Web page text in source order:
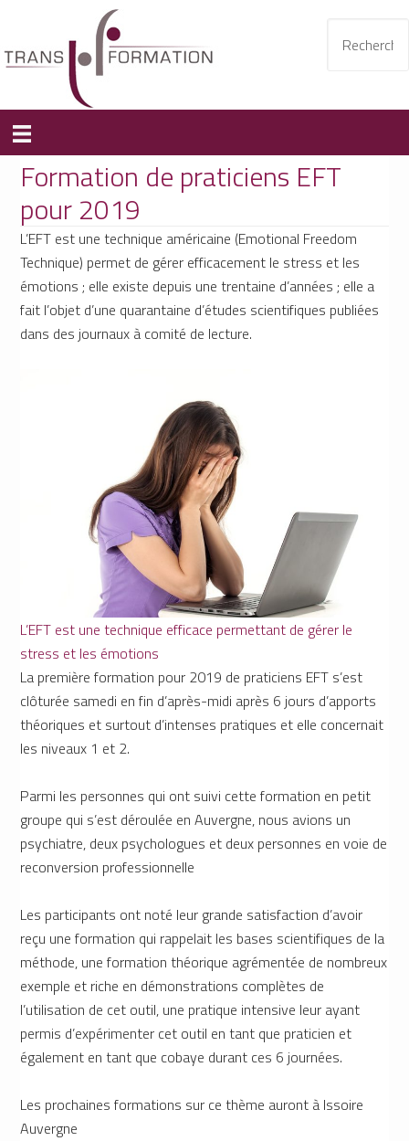
Formation de praticiens EFT
pour 2019
L’EFT est une technique américaine (Emotional Freedom
Technique) permet de gérer efficacement le stress et les
émotions ; elle existe depuis une trentaine d’années ; elle a
fait l’objet d’une quarantaine d’études scientifiques publiées
dans des journaux à comité de lecture.
L’EFT est une technique efficace permettant de gérer le
stress et les émotions
La première formation pour 2019 de praticiens EFT s’est
clôturée samedi en fin d’après-midi après 6 jours d’apports
théoriques et surtout d’intenses pratiques et elle concernait
les niveaux 1 et 2.
Parmi les personnes qui ont suivi cette formation en petit
groupe qui s’est déroulée en Auvergne, nous avions un
psychiatre, deux psychologues et deux personnes en voie de
reconversion professionnelle
Les participants ont noté leur grande satisfaction d’avoir
reçu une formation qui rappelait les bases scientifiques de la
méthode, une formation théorique agrémentée de nombreux
exemple et riche en démonstrations complètes de
l’utilisation de cet outil, une pratique intensive leur ayant
permis d’expérimenter cet outil en tant que praticien et
également en tant que cobaye durant ces 6 journées.
Les prochaines formations sur ce thème auront à Issoire
Auvergne